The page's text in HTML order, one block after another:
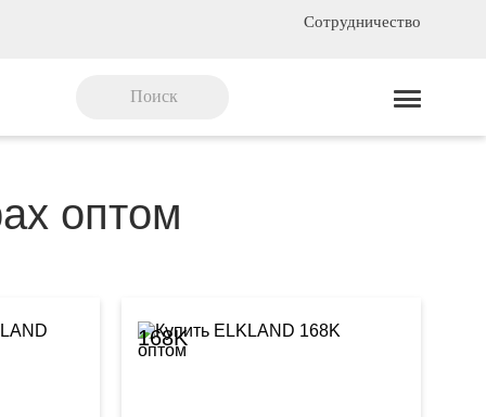
Сотрудничество
оптом
168K